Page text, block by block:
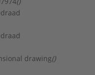
drawing()